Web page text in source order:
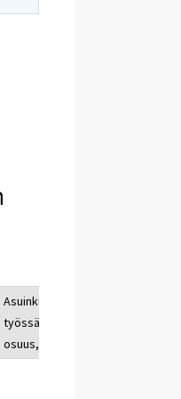
Asuinkunnassaan
työssäkäyvien
osuus, %